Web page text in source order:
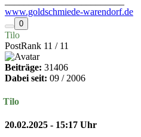
www.goldschmiede-warendorf.de
0
Tilo
PostRank 11 / 11
Beiträge: 31406
Dabei seit: 09 / 2006
Tilo
20.02.2025 - 15:17 Uhr